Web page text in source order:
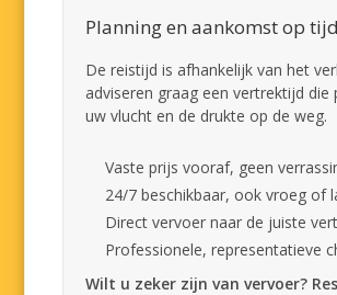
Planning en aankomst op tijd
De reistijd is afhankelijk van het
adviseren graag een vertrektijd die
uw vlucht en de drukte op de weg.
Vaste prijs vooraf, geen
24/7 beschikbaar, ook vroeg of
Direct vervoer naar de juiste
Professionele, representatieve
Wilt u zeker zijn van vervoer?